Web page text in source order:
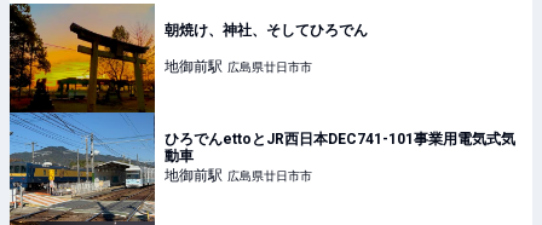
朝焼け、神社、そしてひろでん
地御前駅 広島県廿日市市
ひろでんettoとJR西日本DEC741-101事業用電気式気
動車
地御前駅 広島県廿日市市